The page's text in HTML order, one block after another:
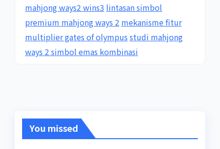
mahjong ways2 wins3 lintasan simbol
premium mahjong ways 2 mekanisme fitur
multiplier gates of olympus studi mahjong
ways 2 simbol emas kombinasi
You missed